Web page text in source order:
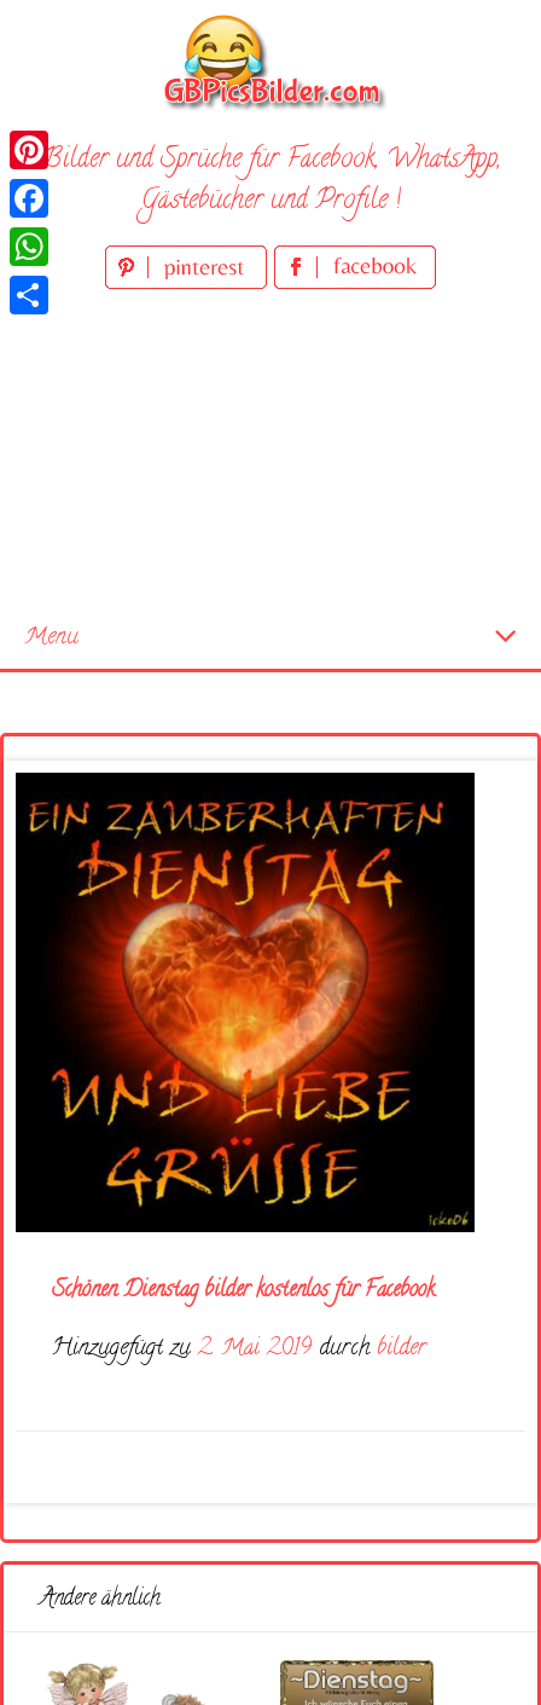
Bilder und Sprüche für Facebook, WhatsApp,
Gästebücher und Profile !
Menu
Schönen Dienstag bilder kostenlos für Facebook
Hinzugefügt zu2. Mai 2019 durch bilder
Andere ähnlich
Pinterest
Facebook
WhatsApp